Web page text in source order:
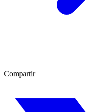
Compartir